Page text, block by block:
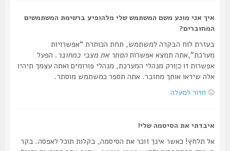
איך אני מונע משם המשתמש שלי מלהופיע ברשימת המשתמשים
המחוברים?
בעזרת לוח הבקרה למשתמש, תחת הכותרת “אפשרויות
מערכת”,אתה תמצא אפשרותהסתר את מצבי כמחובר. הפעל
אפשרות זוכןורק מנהלי המערכת, מנהלי פורומים ואתה עצמך תיהיו
אלה שיראו אותך מחובר. אתה תספר כמשתמש מוסתר.
חזור למעלה
איבדתי את הסיסמה שלי!
אל תלחץ! כאשר אינך זוכר את הסיסמה, בקלות תוכל לאפסה. בקר